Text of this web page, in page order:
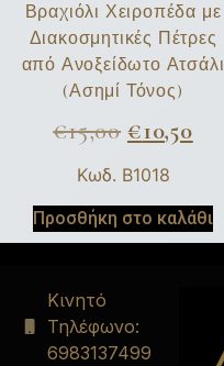
Βραχιόλι Χειροπέδα με
Διακοσμητικές Πέτρες
από Ανοξείδωτο Ατσάλι
(Ασημί Τόνος)
€15,00 €10,50
Κωδ. B1018
Προσθήκη στο καλάθι
Κινητό
Τηλέφωνο:
6983137499